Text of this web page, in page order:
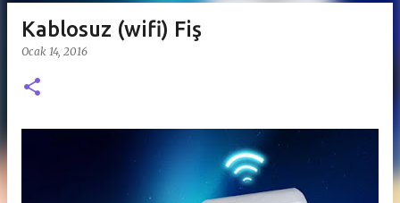
Kablosuz (wifi) Fiş
Ocak 14, 2016